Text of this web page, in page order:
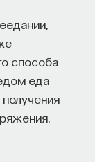
способа
еда